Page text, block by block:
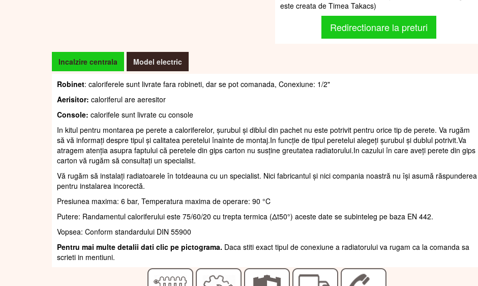
este creata de Timea Takacs)
Redirectionare la preturi
Incalzire centrala Model electric
Robinet: caloriferele sunt livrate fara robineti, dar se pot comanada, Conexiune: 1/2"
Aerisitor: caloriferul are aeresitor
Console: calorifele sunt livrate cu console
In kitul pentru montarea pe perete a caloriferelor, șurubul și diblul din pachet nu este potrivit pentru orice tip de perete. Va rugăm
să vă informați despre tipul și calitatea peretelui înainte de montaj.In funcție de tipul peretelui alegeți șurubul și dublul potrivit.Va
atragem atenția asupra faptului că peretele din gips carton nu susține greutatea radiatorului.In cazului în care aveți perete din gips
carton vă rugăm să consultați un specialist.
Vă rugăm să instalați radiatoarele în totdeauna cu un specialist. Nici fabricantul și nici compania noastră nu își asumă răspunderea
pentru instalarea incorectă.
Presiunea maxima: 6 bar, Temperatura maxima de operare: 90 °C
Putere: Randamentul caloriferului este 75/60/20 cu trepta termica (Δt50°) aceste date se subinteleg pe baza EN 442.
Vopsea: Conform standardului DIN 55900
Pentru mai multe detalii dati clic pe pictograma. Daca stiti exact tipul de conexiune a radiatorului va rugam ca la comanda sa
scrieti in mentiuni.